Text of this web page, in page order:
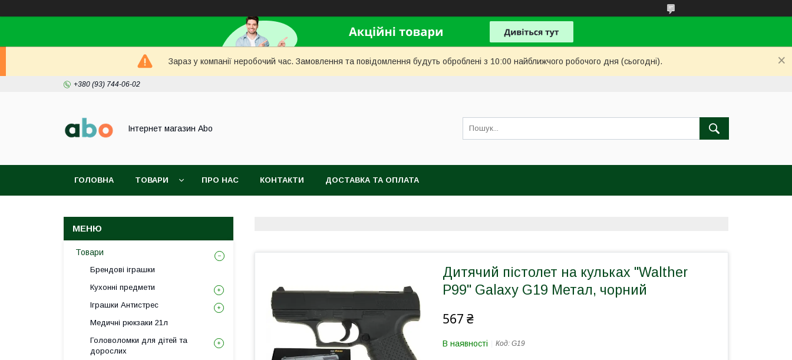
Зараз у компанії неробочий час. Замовлення та повідомлення будуть оброблені з 10:00 найближчого робочого дня (сьогодні).
+380 (93) 744-06-02
Інтернет магазин Abo
ГОЛОВНА ТОВАРИ ПРО НАС КОНТАКТИ ДОСТАВКА ТА ОПЛАТА
Дитячий пістолет на кульках "Walther
P99" Galaxy G19 Метал, чорний
567 ₴
В наявності Код: G19
Товари
Брендові іграшки
Кухонні предмети
Іграшки Антистрес
Медичні рюкзаки 21л
Головоломки для дітей та
дорослих